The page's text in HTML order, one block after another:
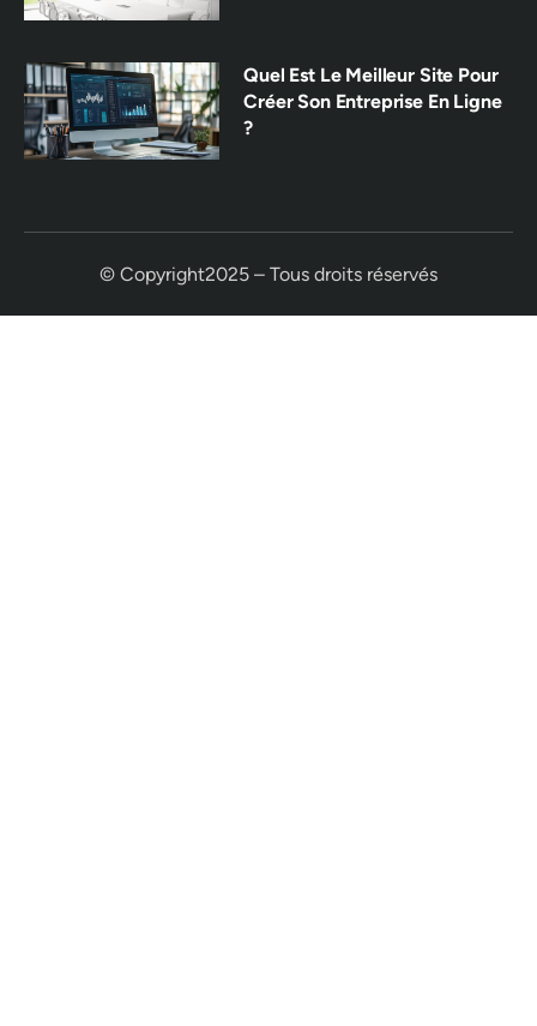
Quel Est Le Meilleur Site Pour
Créer Son Entreprise En Ligne
?
© Copyright2025 – Tous droits réservés